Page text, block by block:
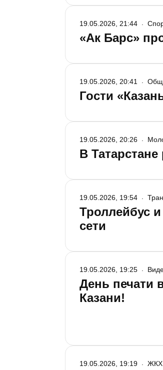
«Ак Барс»
19.05.2026, 21:44
Гости
19.05.2026, 20:41
В
19.05.2026, 20:26
Троллейбус
сети
19.05.2026, 19:54
День печати
Казани!
19.05.2026, 19:25
19.05.2026, 19:19 ЖКХ